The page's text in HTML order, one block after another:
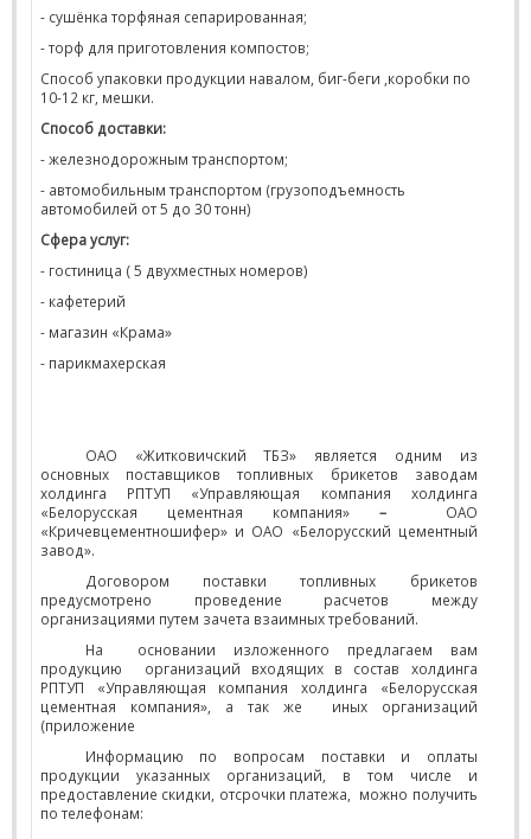
- сушёнка торфяная сепарированная;
- торф для приготовления компостов;
Способ упаковки продукции навалом, биг-беги ,коробки по
10-12 кг, мешки.
Способ доставки:
- железнодорожным транспортом;
- автомобильным транспортом (грузоподъемность
автомобилей от 5 до 30 тонн)
Сфера услуг:
- гостиница ( 5 двухместных номеров)
- кафетерий
- магазин «Крама»
- парикмахерская
ОАО «Житковичский ТБЗ» является одним из
основных поставщиков топливных брикетов заводам
холдинга РПТУП «Управляющая компания холдинга
«Белорусская цементная компания» –
ОАО
«Кричевцементношифер» и ОАО «Белорусский цементный
завод».
Договором поставки топливных брикетов
предусмотрено проведение расчетов между
организациями путем зачета взаимных требований.
На
основании изложенного предлагаем вам
продукцию
организаций входящих в состав холдинга
РПТУП «Управляющая компания холдинга «Белорусская
цементная компания», а так же
иных организаций
(приложение
Информацию по вопросам поставки и оплаты
продукции указанных организаций, в том числе и
предоставление скидки, отсрочки платежа,
можно получить
по телефонам: